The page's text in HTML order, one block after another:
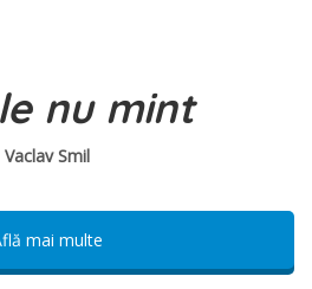
nu mint
Vaclav Smil
mai multe